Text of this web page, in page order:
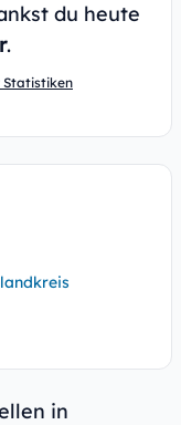
du heute
.
Statistiken
in